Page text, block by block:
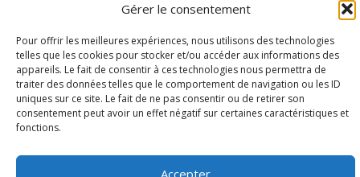
Gérer le consentement
Pour offrir les meilleures expériences, nous utilisons des technologies
telles que les cookies pour stocker et/ou accéder aux informations des
appareils. Le fait de consentir à ces technologies nous permettra de
traiter des données telles que le comportement de navigation ou les ID
uniques sur ce site. Le fait de ne pas consentir ou de retirer son
consentement peut avoir un effet négatif sur certaines caractéristiques et
fonctions.
Accepter
06 Juil 2026
Étude d’évaluabilité des Structures
d’accompagnement à l’autocréation d’emploi (SAACE)
01 Juil 2026
Pénurie du personnel infirmier :quels indicateurs
Wallonie ?